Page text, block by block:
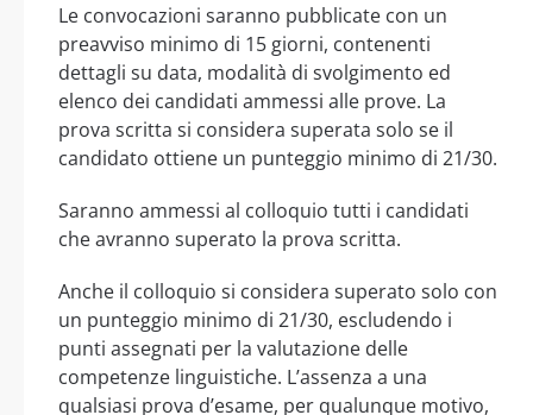
Le convocazioni saranno pubblicate con un
preavviso minimo di 15 giorni, contenenti
dettagli su data, modalità di svolgimento ed
elenco dei candidati ammessi alle prove. La
prova scritta si considera superata solo se il
candidato ottiene un punteggio minimo di 21/30.
Saranno ammessi al colloquio tutti i candidati
che avranno superato la prova scritta.
Anche il colloquio si considera superato solo con
un punteggio minimo di 21/30, escludendo i
punti assegnati per la valutazione delle
competenze linguistiche. L’assenza a una
qualsiasi prova d’esame, per qualunque motivo,